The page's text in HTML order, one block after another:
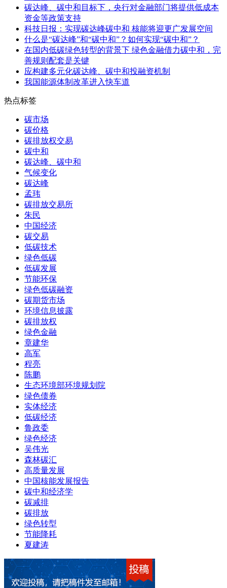
碳达峰、碳中和目标下，央行对金融部门将提供低成本
资金等政策支持
科技日报：实现碳达峰碳中和 核能将迎更广发展空间
什么是“碳达峰”和“碳中和”？如何实现“碳中和”？
在国内低碳绿色转型的背景下 绿色金融借力碳中和，完
善规则配套是关键
应构建多元化碳达峰、碳中和投融资机制
我国能源体制改革进入快车道
热点标签
碳市场
碳价格
碳排放权交易
碳中和
碳达峰、碳中和
气候变化
碳达峰
孟玮
碳排放交易所
朱民
中国经济
碳交易
低碳技术
绿色低碳
低碳发展
节能环保
绿色低碳融资
碳期货市场
环境信息披露
碳排放权
绿色金融
章建华
高军
程亮
陈鹏
生态环境部环境规划院
绿色债券
实体经济
低碳经济
鲁政委
绿色经济
吴伟光
森林碳汇
高质量发展
中国核能发展报告
碳中和经济学
碳减排
碳排放
绿色转型
节能降耗
夏建涛